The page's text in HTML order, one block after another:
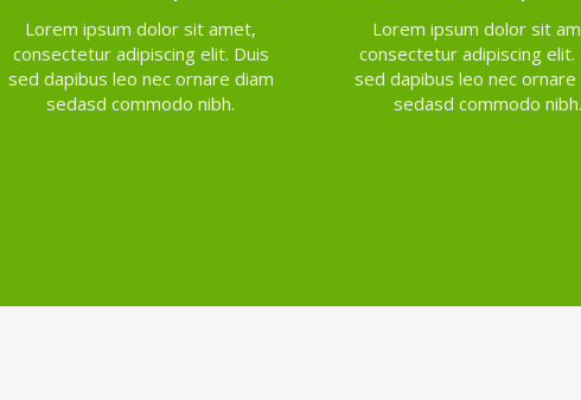
Lorem ipsum dolor sit amet,
consectetur adipiscing elit. Duis
sed dapibus leo nec ornare diam
sedasd commodo nibh.
Lorem ipsum dolor sit
consectetur adipiscing elit.
sed dapibus leo nec ornare
sedasd commodo nibh.